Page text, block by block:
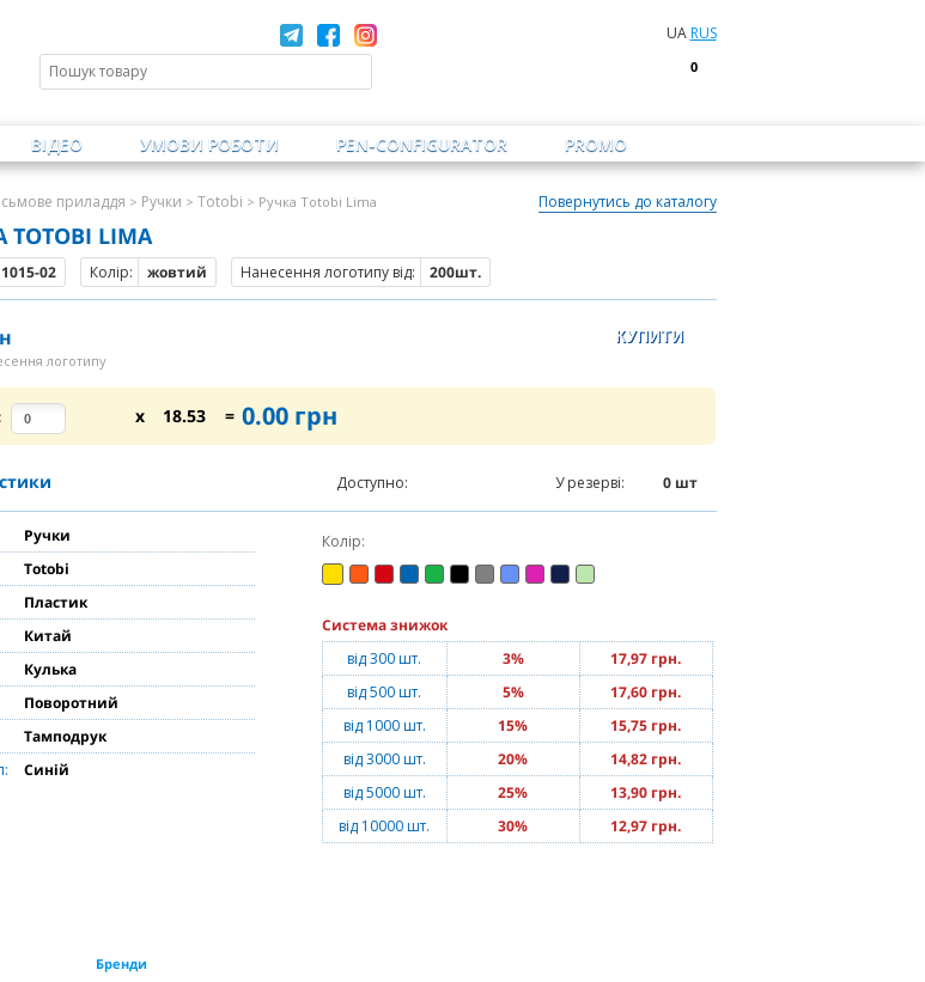
UA RUS
0
ВІДЕО УМОВИ РОБОТИ PEN-CONFIGURATOR PROMO
приладдя > Ручки > Totobi > Ручка Totobi Lima Повернутись до каталогу
TOTOBI LIMA
1015-02 Колір: жовтий Нанесення логотипу від: 200шт.
логотипу
x 18.53 = 0.00грн
Доступно: У резерві: 0шт
Ручки
Totobi
Пластик
Китай
Кулька
Поворотний
Тамподрук
Синій
Колір:
Система знижок
від 300 шт.
3%
17,97 грн.
від 500 шт.
5%
17,60 грн.
від 1000 шт.
15%
15,75 грн.
від 3000 шт.
20%
14,82 грн.
від 5000 шт.
25%
13,90 грн.
від 10000 шт.
30% 12,97 грн.
Бренди